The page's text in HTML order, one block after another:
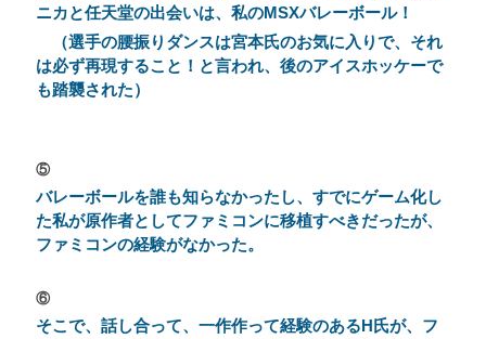
ニカと任天堂の出会いは、私のMSXバレーボール！
（選手の腰振りダンスは宮本氏のお気に入りで、それ
は必ず再現すること！と言われ、後のアイスホッケーで
も踏襲された）
⑤
バレーボールを誰も知らなかったし、すでにゲーム化し
た私が原作者としてファミコンに移植すべきだったが、
ファミコンの経験がなかった。
⑥
そこで、話し合って、一作作って経験のあるH氏が、フ